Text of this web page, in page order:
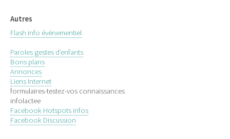
Autres
Flash info événementiel
Paroles gestes d'enfants
Bons plans
Annonces
Liens Internet
formulaires-testez-vos connaissances
infolactee
Facebook Hotspots infos
Facebook Discussion